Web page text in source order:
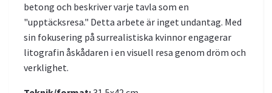
betong och beskriver varje tavla som en
"upptäcksresa." Detta arbete är inget undantag. Med
sin fokusering på surrealistiska kvinnor engagerar
litografin åskådaren i en visuell resa genom dröm och
verklighet.